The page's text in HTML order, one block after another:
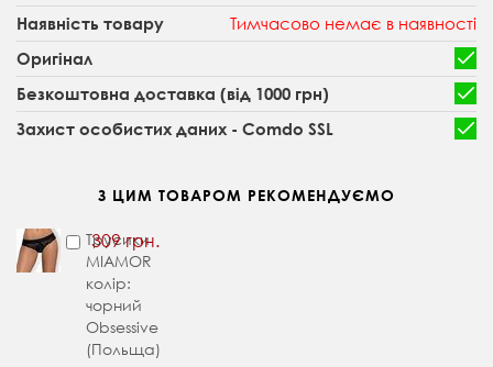
Наявність товару Тимчасово немає в наявності
Оригінал
Безкоштовна доставка (від 1000 грн)
Захист особистих даних - Comdo SSL
З ЦИМ ТОВАРОМ РЕКОМЕНДУЄМО
Трусики
MIAMOR
колір:
чорний
Obsessive
(Польща)
309 грн.